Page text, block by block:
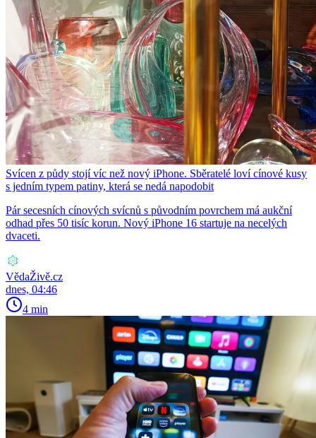
Svícen z půdy stojí víc než nový iPhone. Sběratelé loví cínové kusy
s jedním typem patiny, která se nedá napodobit
Pár secesních cínových svícnů s původním povrchem má aukční
odhad přes 50 tisíc korun. Nový iPhone 16 startuje na necelých
dvaceti.
VědaŽivě.cz
dnes, 04:46
4 min